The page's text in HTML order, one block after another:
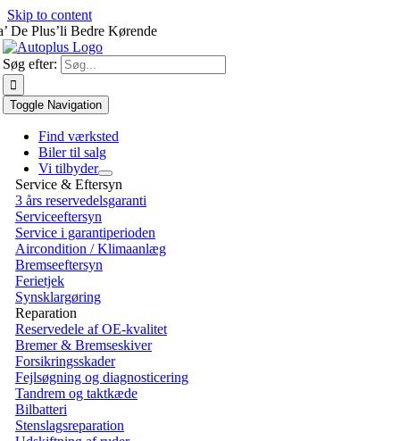
Skip to content
De Plus’li Bedre Kørende
Søg efter:
Toggle Navigation
Find værksted
Biler til salg
Vi tilbyder
Service & Eftersyn
3 års reservedelsgaranti
Serviceeftersyn
Service i garantiperioden
Aircondition / Klimaanlæg
Bremseeftersyn
Ferietjek
Synsklargøring
Reparation
Reservedele af OE-kvalitet
Bremer & Bremseskiver
Forsikringsskader
Fejlsøgning og diagnosticering
Tandrem og taktkæde
Bilbatteri
Stenslagsreparation